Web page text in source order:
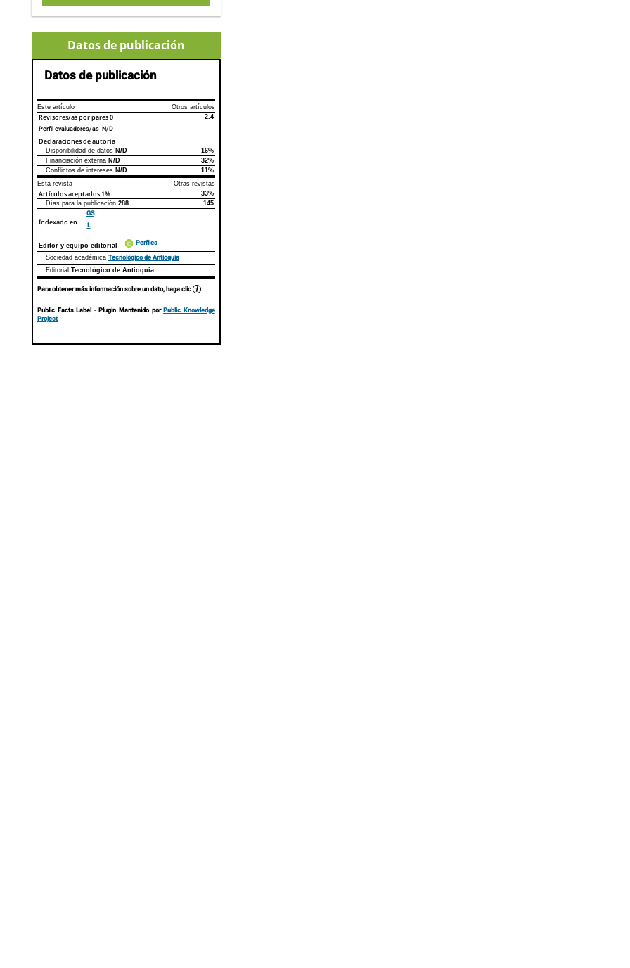
Datos de publicación
Datos de publicación
Este artículo Otros artículos
Revisores/as por pares0 2.4
Perfil evaluadores/as N/D
Declaraciones de autoría
Declaraciones de autoríaEste artículo
Disponibilidad de datos N/D
16%
Financiación externa N/D
32%
Conflictos de intereses N/D
11%
Esta revista
Otras revistas
Artículos aceptados 1%
33%
Días para la publicación 288 145
Indexado en
GS
L
Editor y equipo editorial Perfiles
Sociedad académica Tecnológico de Antioquia
Editorial Tecnológico de Antioquia
Para obtener más información sobre un dato, haga clic
Public Facts Label - Plugin Mantenido porPublic Knowledge
Project